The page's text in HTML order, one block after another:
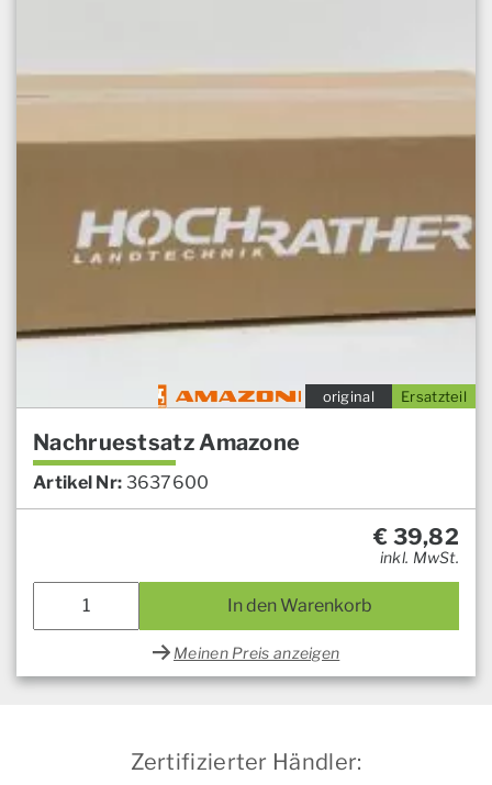
Ersatzteil
original
Nachruestsatz Amazone
Artikel Nr: 3637600
€ 39,82
inkl. MwSt.
In den Warenkorb
Meinen Preis anzeigen
Zertifizierter Händler: